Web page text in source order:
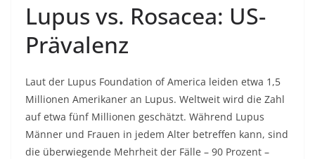
Lupus vs. Rosacea: US-
Prävalenz
Laut der Lupus Foundation of America leiden etwa 1,5
Millionen Amerikaner an Lupus. Weltweit wird die Zahl
auf etwa fünf Millionen geschätzt. Während Lupus
Männer und Frauen in jedem Alter betreffen kann, sind
die überwiegende Mehrheit der Fälle – 90 Prozent – ​​